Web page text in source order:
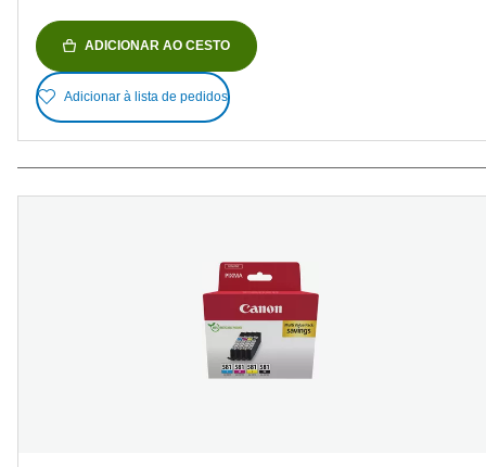
ADICIONAR AO CESTO
Adicionar à lista de pedidos